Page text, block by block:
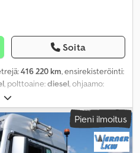
Soita
416 220 km, ensirekisteröinti:
, polttoaine:diesel, ohjaamo:
6, Valmistusvuosi:
Pieni ilmoitus